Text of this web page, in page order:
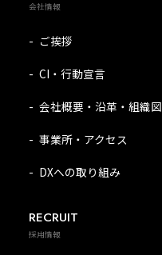
会社情報
ご挨拶
CI・行動宣言
会社概要・沿革・組織図
事業所・アクセス
DXへの取り組み
RECRUIT
採用情報